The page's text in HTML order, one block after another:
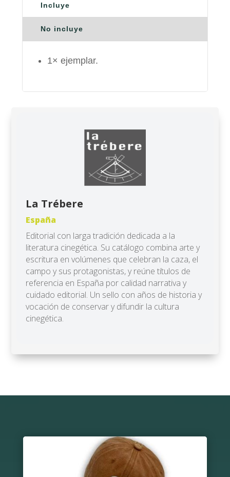
Incluye
No incluye
1× ejemplar.
La Trébere
España
Editorial con larga tradición dedicada a la
literatura cinegética. Su catálogo combina arte y
escritura en volúmenes que celebran la caza, el
campo y sus protagonistas, y reúne títulos de
referencia en España por calidad narrativa y
cuidado editorial. Un sello con años de historia y
vocación de conservar y difundir la cultura
cinegética.